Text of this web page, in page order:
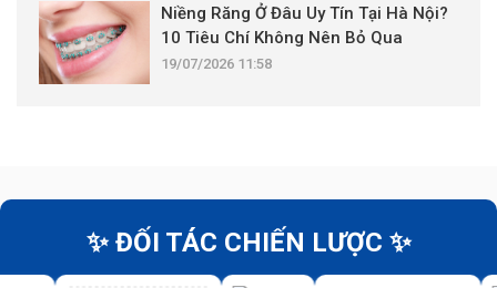
Niềng Răng Ở Đâu Uy Tín Tại Hà Nội?
10 Tiêu Chí Không Nên Bỏ Qua
19/07/2026 11:58
✨ ĐỐI TÁC CHIẾN LƯỢC ✨